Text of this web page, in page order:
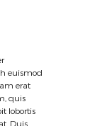
euismod
erat
quis
lobortis
Duis